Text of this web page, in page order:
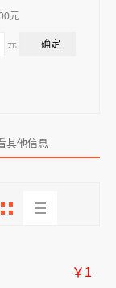
元
元
其他信息
￥1